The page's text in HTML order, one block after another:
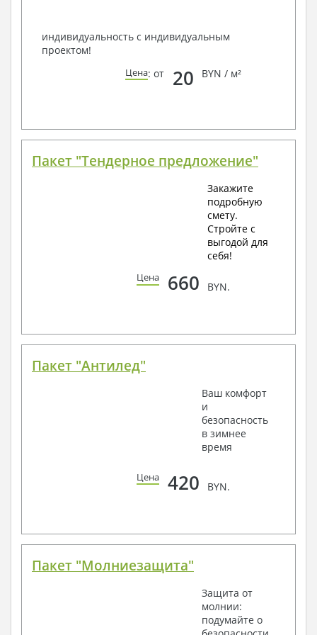
индивидуальность с индивидуальным
проектом!
Цена: от 20 BYN / м²
Пакет "Тендерное предложение"
Закажите
подробную
смету.
Стройте с
выгодой для
себя!
Цена 660 BYN.
Пакет "Антилед"
Ваш комфорт
и
безопасность
в зимнее
время
Цена 420 BYN.
Пакет "Молниезащита"
Защита от
молнии:
подумайте о